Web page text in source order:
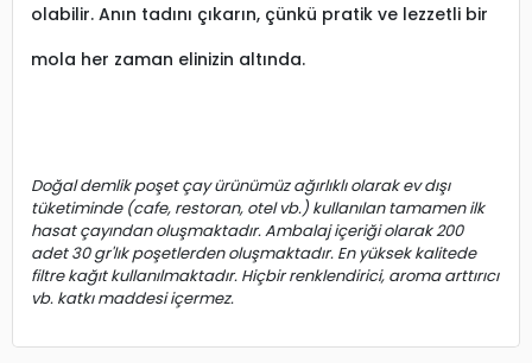
olabilir. Anın tadını çıkarın, çünkü pratik ve lezzetli bir
mola her zaman elinizin altında.
Doğal demlik poşet çay ürünümüz ağırlıklı olarak ev dışı
tüketiminde (cafe, restoran, otel vb.) kullanılan tamamen ilk
hasat çayından oluşmaktadır. Ambalaj içeriği olarak 200
adet 30 gr'lık poşetlerden oluşmaktadır. En yüksek kalitede
filtre kağıt kullanılmaktadır. Hiçbir renklendirici, aroma arttırıcı
vb. katkı maddesi içermez.